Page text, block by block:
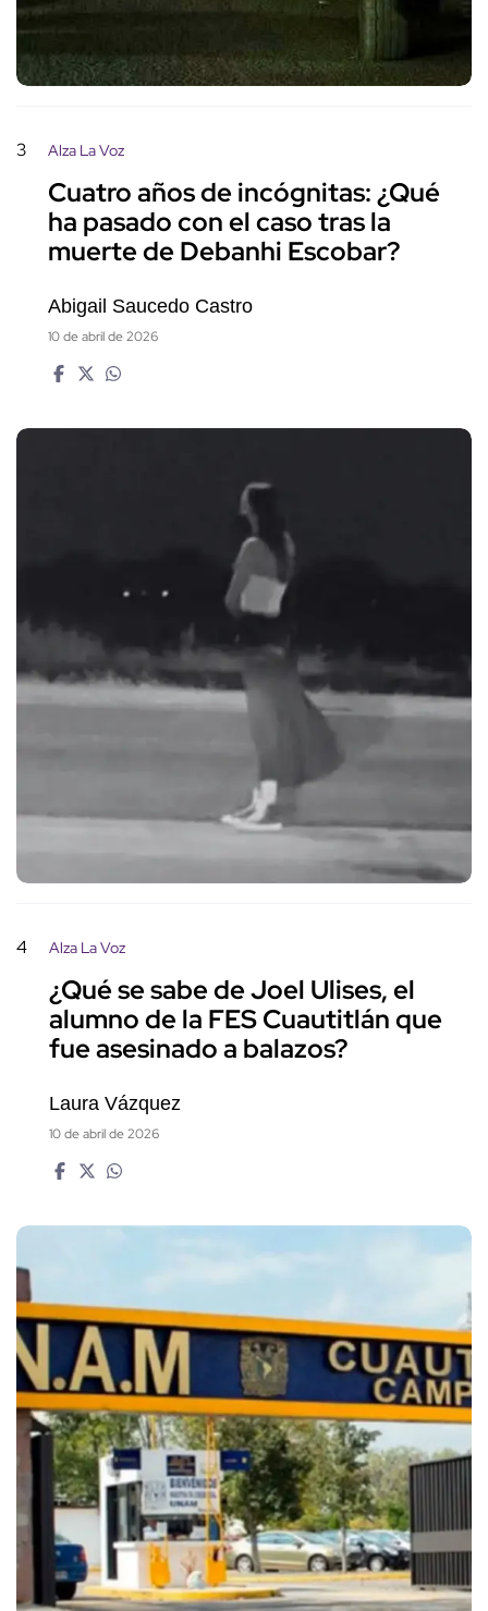
3 Alza La Voz
Cuatro años de incógnitas: ¿Qué
ha pasado con el caso tras la
muerte de Debanhi Escobar?
Abigail Saucedo Castro
10 de abril de 2026
4 Alza La Voz
¿Qué se sabe de Joel Ulises, el
alumno de la FES Cuautitlán que
fue asesinado a balazos?
Laura Vázquez
10 de abril de 2026